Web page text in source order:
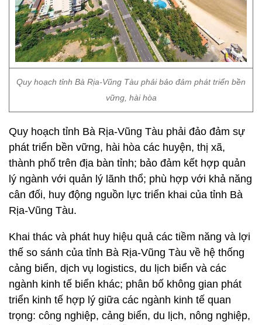
Quy hoạch tỉnh Bà Rịa-Vũng Tàu phải bảo đảm phát triển bền
vững, hài hòa
Quy hoạch tỉnh Bà Rịa-Vũng Tàu phải đảo đảm sự
phát triển bền vững, hài hòa các huyện, thị xã,
thành phố trên địa bàn tỉnh; bảo đảm kết hợp quản
lý ngành với quản lý lãnh thổ; phù hợp với khả năng
cân đối, huy động nguồn lực triển khai của tỉnh Bà
Rịa-Vũng Tàu.
Khai thác và phát huy hiệu quả các tiềm năng và lợi
thế so sánh của tỉnh Bà Rịa-Vũng Tàu về hệ thống
cảng biển, dịch vụ logistics, du lịch biển và các
ngành kinh tế biển khác; phân bố không gian phát
triển kinh tế hợp lý giữa các ngành kinh tế quan
trọng: công nghiệp, cảng biển, du lịch, nông nghiệp,